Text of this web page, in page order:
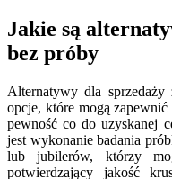
Jakie są
bez próby
Alternatywy dla sprzedaży
opcje, które mogą
pewność co do uzyskanej
jest wykonanie badania
lub jubilerów, którzy
potwierdzający jakość